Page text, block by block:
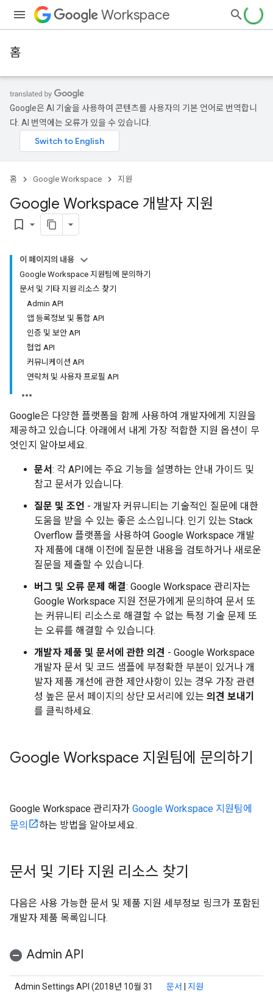
Workspace
홈
Google은 AI 기술을 사용하여 콘텐츠를 사용자의 기본 언어로 번역합니
다. AI 번역에는 오류가 있을 수 있습니다.
홈 Google Workspace 지원
Google Workspace 개발자 지원
bookmark_border
이 페이지의 내용
Google Workspace 지원팀에 문의하기
문서 및 기타 지원 리소스 찾기
Admin API
앱 등록정보 및 통합 API
인증 및 보안 API
협업 API
커뮤니케이션 API
연락처 및 사용자 프로필 API
Google은 다양한 플랫폼을 함께 사용하여 개발자에게 지원을
제공하고 있습니다. 아래에서 내게 가장 적합한 지원 옵션이 무
엇인지 알아보세요.
문서 : 각 API에는 주요 기능을 설명하는 안내 가이드 및
참고 문서가 있습니다.
질문 및 조언 - 개발자 커뮤니티는 기술적인 질문에 대한
도움을 받을 수 있는 좋은 소스입니다. 인기 있는 Stack
Overflow 플랫폼을 사용하여 Google Workspace 개발
자 제품에 대해 이전에 질문한 내용을 검토하거나 새로운
질문을 제출할 수 있습니다.
버그 및 오류 문제 해결: Google Workspace 관리자는
Google Workspace 지원 전문가에게 문의하여 문서 또
는 커뮤니티 리소스로 해결할 수 없는 특정 기술 문제 또
는 오류를 해결할 수 있습니다.
개발자 제품 및 문서에 관한 의견 - Google Workspace
개발자 문서 및 코드 샘플에 부정확한 부분이 있거나 개
발자 제품 개선에 관한 제안사항이 있는 경우 가장 관련
성 높은 문서 페이지의 상단 모서리에 있는 의견 보내기
를 클릭하세요.
Google Workspace 지원팀에 문의하기
Google Workspace 관리자가 Google Workspace 지원팀에
문의
하는 방법을 알아보세요.
문서 및 기타 지원 리소스 찾기
다음은 사용 가능한 문서 및 제품 지원 세부정보 링크가 포함된
개발자 제품 목록입니다.
Admin API
Admin Settings API (2018년 10월 31
문서 지원